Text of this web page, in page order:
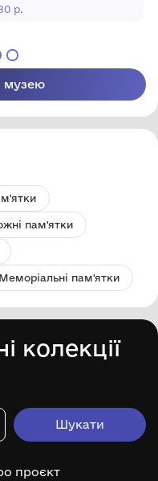
історико-
краєзнавчий музей"
р.
музею
пам'ятки
Меморіальні пам'ятки
колекції
проєкт